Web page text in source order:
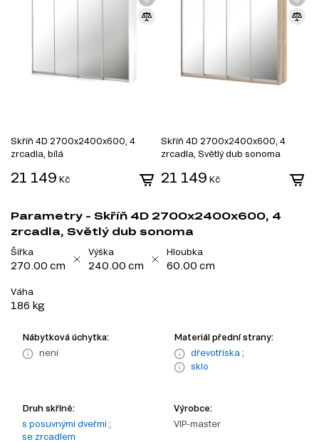
Skříň 4D 2700x2400x600, 4
zrcadla, bílá
21 149 Kč
Skříň 4D 2700x2400x600, 4
zrcadla, Světlý dub sonoma
21 149 Kč
Parametry - Skříň 4D 2700x2400x600, 4
zrcadla, Světlý dub sonoma
Šířka
270.00 cm
Výška
240.00 cm
Hloubka
60.00 cm
Váha
186 kg
Nábytková úchytka:
není
Materiál přední strany:
dřevotříska ;
sklo
Druh skříně:
s posuvnými dveřmi ;
se zrcadlem
Výrobce:
VIP-master